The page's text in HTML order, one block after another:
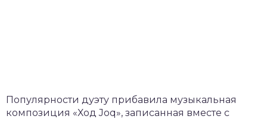
Популярности дуэту прибавила музыкальная
композиция «Ход Joq», записанная вместе с